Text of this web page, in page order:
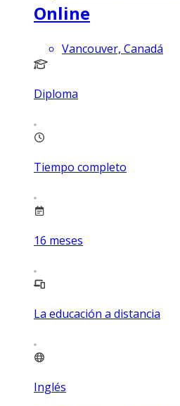
Online
Vancouver, Canadá
Diploma
Tiempo completo
16 meses
La educación a distancia
Inglés